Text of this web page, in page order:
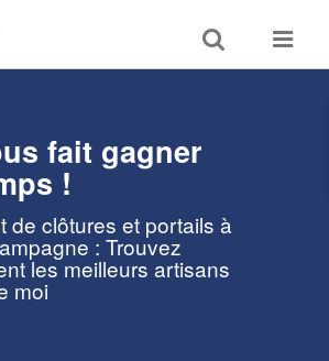
Toggle
search
Toggle
fait gagner
!
de clôtures et portails à
: Trouvez
les meilleurs artisans
moi